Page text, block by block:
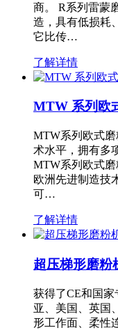
商。 R系列雷蒙
造，具有低损耗
它比传…
了解详情
MTW 系列欧
MTW系列欧式
术水平，拥有多
MTW系列欧式磨
欧洲先进制造技
可…
了解详情
超压梯形磨粉
获得了CE和国家
亚、美国、英国
形工作面、柔性